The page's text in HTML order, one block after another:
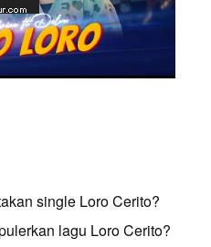
single Loro Cerito?
lagu Loro Cerito?